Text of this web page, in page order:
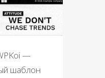
—
шаблон